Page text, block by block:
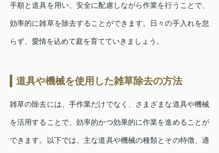
手順と道具を用い、安全に配慮しながら作業を行うことで、
効率的に雑草を除去することができます。日々の手入れを怠
らず、愛情を込めて庭を育てていきましょう。
道具や機械を使用した雑草除去の方法
雑草の除去には、手作業だけでなく、さまざまな道具や機械
を活用することで、効率的かつ効果的に作業を進めることが
できます。以下では、主な道具や機械の種類とその特徴、適